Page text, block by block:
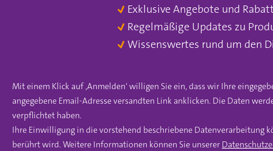
Exklusive Angebote und
Regelmäßige Updates zu
Wissenswertes rund um den
Mit einem Klick auf ‚Anmelden‘ willigen Sie ein, dass wir Ihre
angegebene Email-Adresse versandten Link anklicken. Die Daten
verpflichtet haben.
Ihre Einwilligung in die vorstehend beschriebene Datenverarbeitung
berührt wird. Weitere Informationen können Sie unserer